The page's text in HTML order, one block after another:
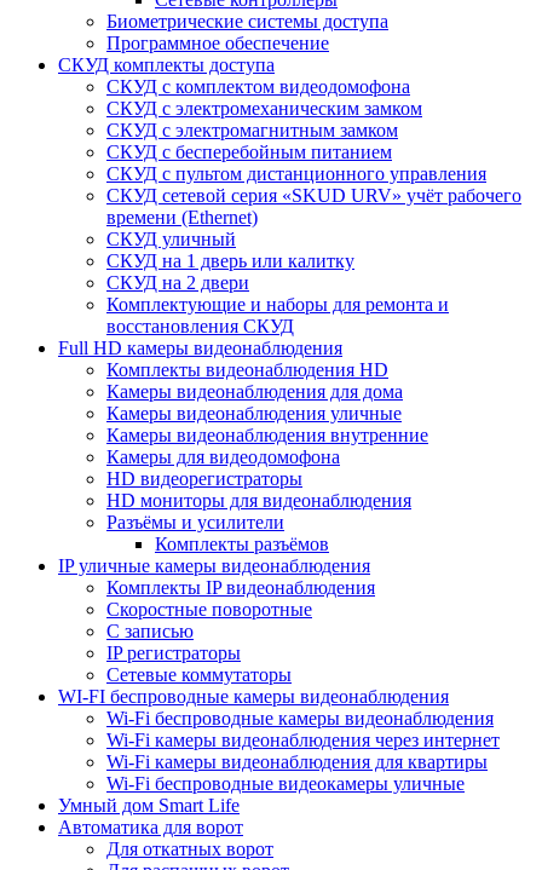
Биометрические системы доступа
Программное обеспечение
СКУД комплекты доступа
СКУД с комплектом видеодомофона
СКУД с электромеханическим замком
СКУД с электромагнитным замком
СКУД с бесперебойным питанием
СКУД с пультом дистанционного управления
СКУД сетевой серия «SKUD URV» учёт рабочего
времени (Ethernet)
СКУД уличный
СКУД на 1 дверь или калитку
СКУД на 2 двери
Комплектующие и наборы для ремонта и
восстановления СКУД
Full HD камеры видеонаблюдения
Комплекты видеонаблюдения HD
Камеры видеонаблюдения для дома
Камеры видеонаблюдения уличные
Камеры видеонаблюдения внутренние
Камеры для видеодомофона
HD видеорегистраторы
HD мониторы для видеонаблюдения
Разъёмы и усилители
Комплекты разъёмов
IP уличные камеры видеонаблюдения
Комплекты IP видеонаблюдения
Скоростные поворотные
С записью
IP регистраторы
Сетевые коммутаторы
WI-FI беспроводные камеры видеонаблюдения
Wi-Fi беспроводные камеры видеонаблюдения
Wi-Fi камеры видеонаблюдения через интернет
Wi-Fi камеры видеонаблюдения для квартиры
Wi-Fi беспроводные видеокамеры уличные
Умный дом Smart Life
Автоматика для ворот
Для откатных ворот